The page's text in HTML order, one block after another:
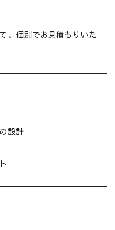
、個別でお見積もりいた
設計